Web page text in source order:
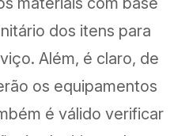
dos itens para
Além, é claro, de
os equipamentos
é válido verificar